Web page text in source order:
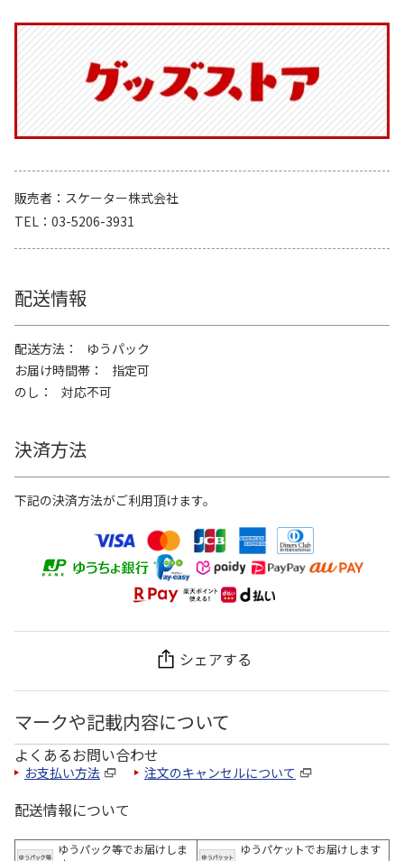
販売者
スケーター株式会社
TEL
03-5206-3931
配送情報
配送方法
ゆうパック
お届け時間帯
指定可
のし
対応不可
決済方法
下記の決済方法がご利用頂けます。
シェアする
マークや記載内容について
よくあるお問い合わせ
お支払い方法 注文のキャンセルについて
配送情報について
ゆうパック等でお届けしま
ゆうパケットでお届けします